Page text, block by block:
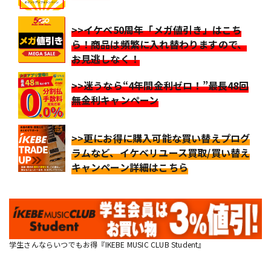
>>イケベ50周年「メガ値引き」はこち
ら！商品は頻繁に入れ替わりますので、
お見逃しなく！
>>迷うなら“4年間金利ゼロ！”最長48回
無金利キャンペーン
>>更にお得に購入可能な買い替えプログ
ラムなど、イケベリユース買取/買い替え
キャンペーン詳細はこちら
学生さんならいつでもお得『IKEBE MUSIC CLUB Student』